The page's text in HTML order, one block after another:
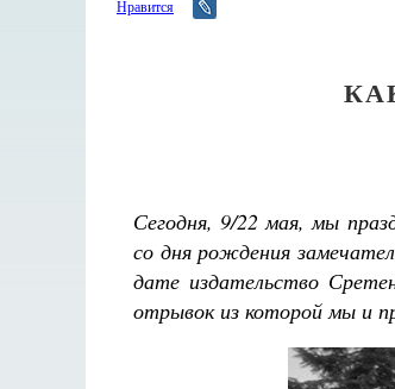
Нравится
Сегодня, 9/22 мая, мы
со дня рождения
дате издательство
отрывок из которой мы и